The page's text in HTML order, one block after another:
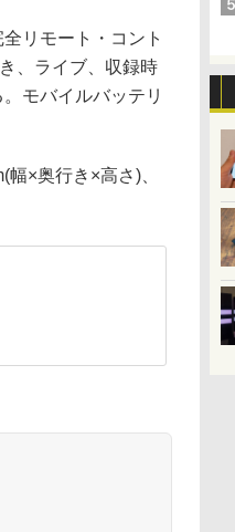
リモート・コント
、ライブ、収録時
モバイルバッテリ
×奥行き×高さ)、